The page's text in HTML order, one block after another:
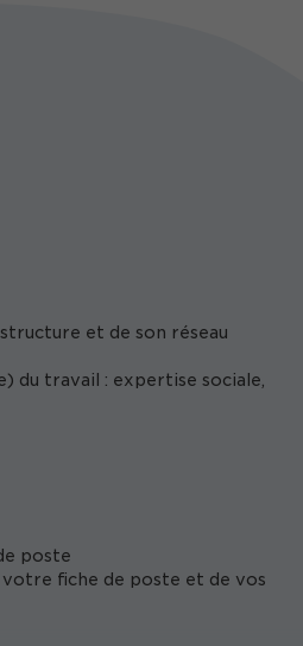
et de son réseau
du travail : expertise sociale,
poste
votre fiche de poste et de vos